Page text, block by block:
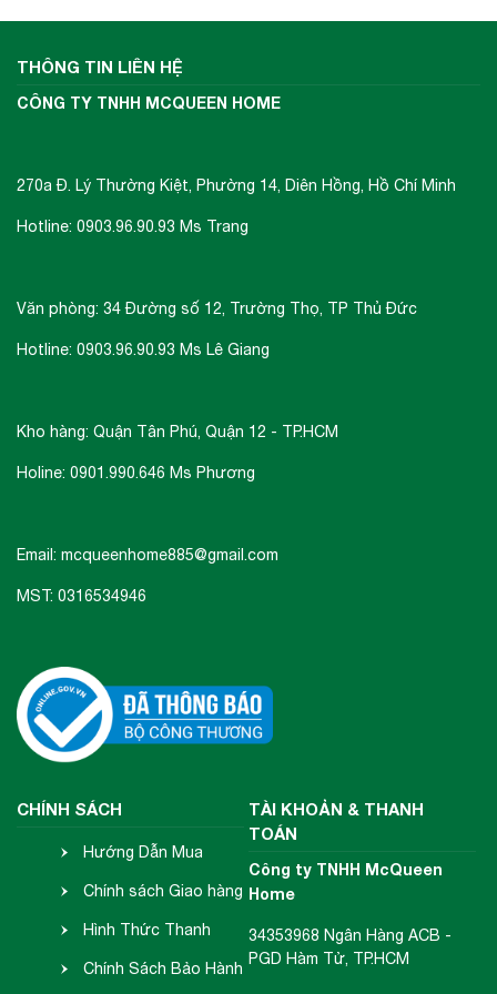
hạt dầu mỡ sẽ bám lại lớp màng lọc, có thể dễ
dàng tháo ra để vệ sinh và thay mới thiết bị.
Khử mùi bằng than hoạt tính và ống thoát ra
Máy hút mùi Eurosun EH-70K27Ssử dụng
được đẩy ra ngoài theo đường ống thoát D150.
tính sẽ giúp cho không khí trong phòng bếp
hiệu quả tới 100% và mùi sẽ được đẩy hoàn
THÔNG TIN LIÊN HỆ
CÔNG TY TNHH MCQUEEN HOME
270a Đ. Lý Thường Kiệt, Phường 14, Diên Hồng, Hồ Chí Minh
Hotline: 0903.96.90.93 Ms Trang
Văn phòng: 34 Đường số 12, Trường Thọ, TP Thủ Đức
Hotline: 0903.96.90.93 Ms Lê Giang
Kho hàng: Quận Tân Phú, Quận 12 - TP.HCM
Holine: 0901.990.646 Ms Phương
Email: mcqueenhome885@gmail.com
MST: 0316534946
CHÍNH SÁCH
Hướng Dẫn Mua
Hàng
Chính sách Giao hàng
- Nhận hàng
Hình Thức Thanh
Toán
Chính Sách Bảo Hành
TÀI KHOẢN & THANH
TOÁN
Công ty TNHH McQueen
Home
34353968 Ngân Hàng ACB -
PGD Hàm Tử, TP.HCM